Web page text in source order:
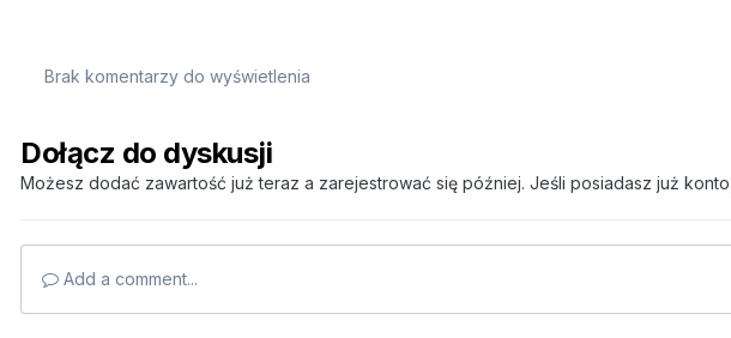
Brak komentarzy do wyświetlenia
Dołącz do dyskusji
Możesz dodać zawartość już teraz a zarejestrować się później. Jeśli posiadasz już konto,
Add a comment...